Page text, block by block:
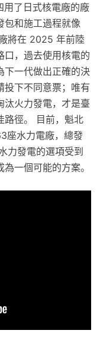
用了日式核電廠的廠
包和施工過程就像
將在 2025 年前陸
口，過去使用核電的
下一代做出正確的決
下不同意票；唯有
汰火力發電，才是臺
路徑。 目前，魁北
座水力電廠，總發
力發電的選項受到
一個可能的方案。